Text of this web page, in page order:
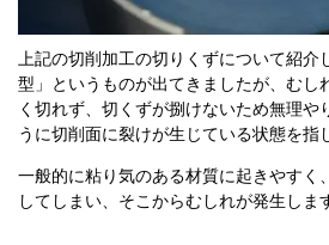
上記の切削加工の切りくずについて紹介
型」というものが出てきましたが、むし
く切れず、切くずが捌けないため無理や
うに切削面に裂けが生じている状態を指
一般的に粘り気のある材質に起きやすく
してしまい、そこからむしれが発生しま